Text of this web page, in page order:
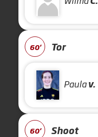
60' Tor
Paulav.
60' Shoot